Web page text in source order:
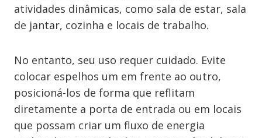
atividades dinâmicas, como sala de estar, sala
de jantar, cozinha e locais de trabalho.
No entanto, seu uso requer cuidado. Evite
colocar espelhos um em frente ao outro,
posicioná-los de forma que reflitam
diretamente a porta de entrada ou em locais
que possam criar um fluxo de energia